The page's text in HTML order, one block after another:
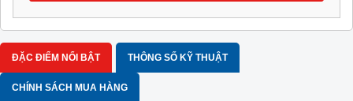
ĐẶC ĐIỂM NỔI BẬT THÔNG SỐ KỸ THUẬT
CHÍNH SÁCH MUA HÀNG